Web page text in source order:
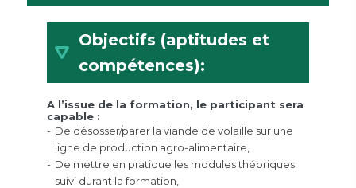
Objectifs (aptitudes et
compétences):
A l’issue de la formation, le participant sera
capable :
De désosser/parer la viande de volaille sur une
ligne de production agro-alimentaire,
De mettre en pratique les modules théoriques
suivi durant la formation,